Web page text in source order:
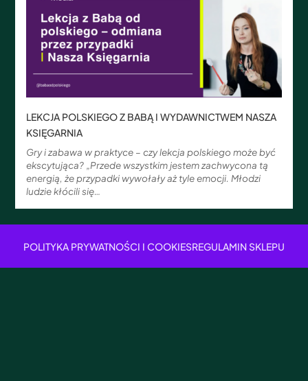
LEKCJA POLSKIEGO Z BABĄ I WYDAWNICTWEM NASZA
KSIĘGARNIA
Gry i zabawa w praktyce – czy lekcja polskiego może być
ekscytująca? „Przede wszystkim jestem zachwycona tą
energią, że przypadki wywołały aż tyle emocji. Młodzi
ludzie kłócili się…
POLITYKA PRYWATNOŚCI I COOKIESREGULAMIN SKLEPU